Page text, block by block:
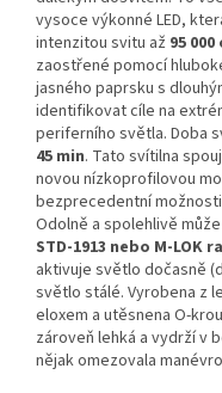
vysoce výkonné LED,
intenzitou svitu až 95
zaostřené pomocí
jasného paprsku s
identifikovat cíle na
periferního světla. Doba
45 min. Tato svítilna
novou nízkoprofilovou
bezprecedentní
Odolně a spolehlivě
STD-1913 nebo M-LOK
aktivuje světlo dočasně
světlo stálé. Vyrobena z
eloxem a utěsnena O-
zároveň lehká a vydrží v
nějak omezovala